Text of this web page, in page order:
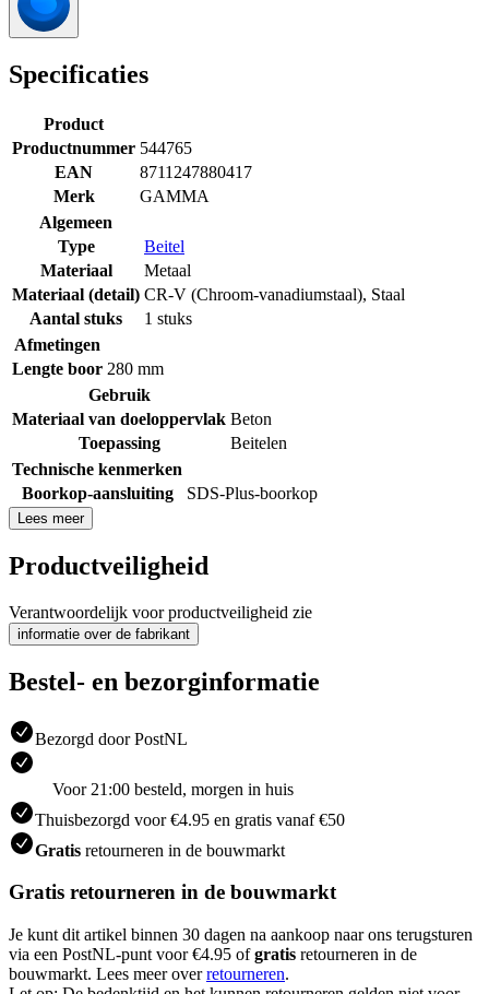
Specificaties
Product
Productnummer 544765
EAN
8711247880417
Merk
GAMMA
Algemeen
Type
Beitel
Materiaal
Metaal
Materiaal (detail) CR-V (Chroom-vanadiumstaal), Staal
Aantal stuks
1 stuks
Afmetingen
Lengte boor 280 mm
Gebruik
Materiaal van doeloppervlak Beton
Toepassing
Beitelen
Technische kenmerken
Boorkop-aansluiting
SDS-Plus-boorkop
Lees meer
Productveiligheid
Verantwoordelijk voor productveiligheid zie
informatie over de fabrikant
Bestel- en bezorginformatie
Bezorgd door PostNL
Voor 21:00 besteld, morgen in huis
Thuisbezorgd voor €4.95 en gratis vanaf €50
Gratis retourneren in de bouwmarkt
Gratis retourneren in de bouwmarkt
Je kunt dit artikel binnen 30 dagen na aankoop naar ons terugsturen
via een PostNL-punt voor €4.95 ofgratis retourneren in de
bouwmarkt. Lees meer overretourneren.